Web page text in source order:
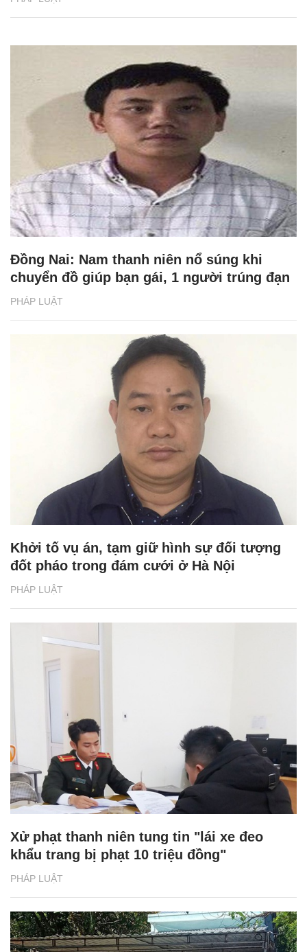
PHÁP LUẬT
Đồng Nai: Nam thanh niên nổ súng khi
chuyển đồ giúp bạn gái, 1 người trúng đạn
PHÁP LUẬT
Khởi tố vụ án, tạm giữ hình sự đối tượng
đốt pháo trong đám cưới ở Hà Nội
PHÁP LUẬT
Xử phạt thanh niên tung tin "lái xe đeo
khẩu trang bị phạt 10 triệu đồng"